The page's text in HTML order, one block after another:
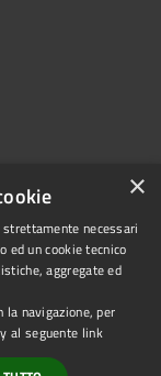
di Ciampino
byMunicipium
×
necessari
ed un cookie tecnico
aggregate ed
la navigazione, per
al seguente link